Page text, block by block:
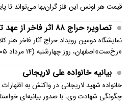
قیمت هر اونس این فلز گران‌بها می‌تواند تا
تصاویر؛ حراج ۸۸ اثر فاخر از عهد تیموریان تا دوره معاصر
نمایشگاه دومین رویداد حراج آثار فاخر
«رخ‌ست»اصفهان، روز چهارشنبه (۱۴ مرداد ۱۴۰۵) در تالار هنر هتل…
بیانیه خانواده علی لاریجانی
خانواده شهید لاریجانی در واکنش به
چگونگی شهادت وی، با صدور بیانیه‌ای